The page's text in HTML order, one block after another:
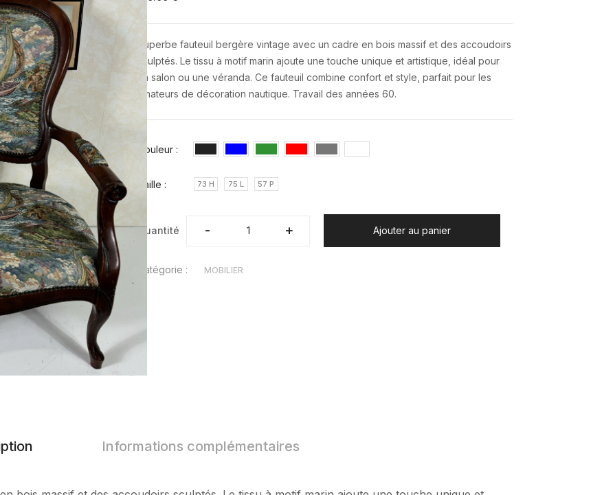
Superbe fauteuil bergère vintage avec un cadre en bois massif et des accoudoirs
sculptés. Le tissu à motif marin ajoute une touche unique et artistique, idéal pour
un salon ou une véranda. Ce fauteuil combine confort et style, parfait pour les
amateurs de décoration nautique. Travail des années 60.
Couleur :
Taille : 73 H 75 L 57 P
Quantité - +
- + Ajouter au panier
Catégorie : MOBILIER
Informations complémentaires